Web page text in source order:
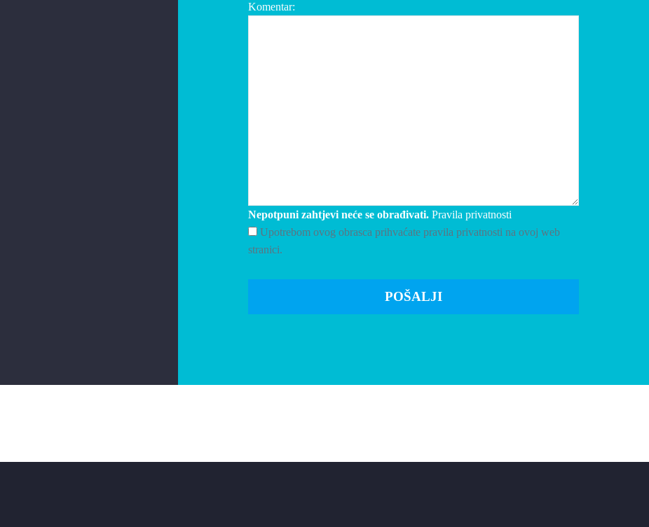
Komentar:
Nepotpuni zahtjevi neće se obrađivati. Pravila privatnosti
Upotrebom ovog obrasca prihvaćate pravila privatnosti na ovoj web
stranici.